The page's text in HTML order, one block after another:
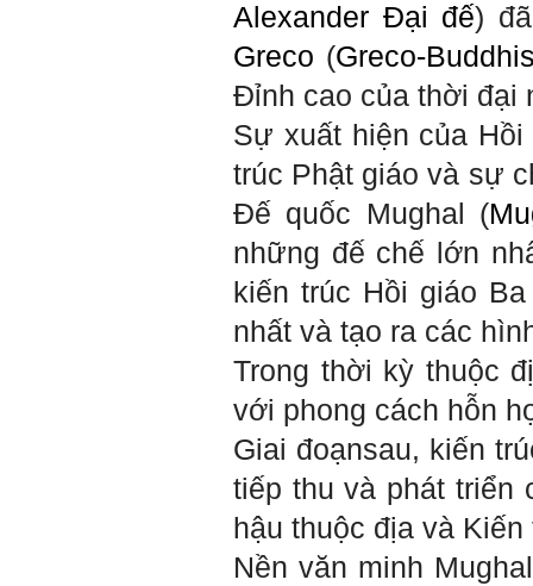
Alexander Đại đế)
Greco (Greco-
Đỉnh cao của thời đại
Sự xuất hiện của
trúc Phật giáo và sự
Đế quốc Mughal (
những đế chế lớn
kiến ​​trúc Hồi giáo
nhất và tạo ra các
Trong thời kỳ thuộc
với phong cách hỗn
Giai đoạnsau, kiến
tiếp thu và phát triển
hậu thuộc địa và
Nền văn minh